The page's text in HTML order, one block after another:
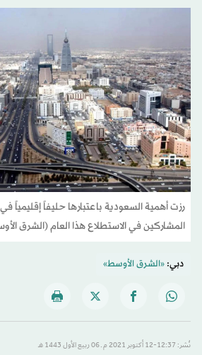
رزت أهمية السعودية باعتبارها حليفاً إقليمياً
المشاركين في الاستطلاع هذا العام (الشرق
دبي:«الشرق الأوسط»
نُشر: 12:37-12 أكتوبر 2021 م ـ 06 ربيع الأول 1443 هـ